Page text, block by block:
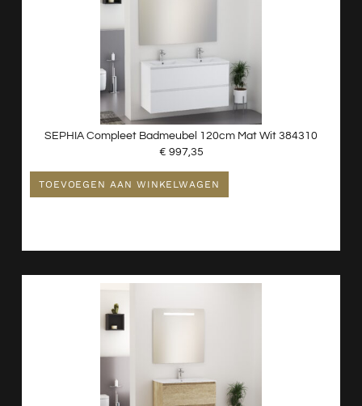
SEPHIA Compleet Badmeubel 120cm Mat Wit 384310
€ 997,35
TOEVOEGEN AAN WINKELWAGEN